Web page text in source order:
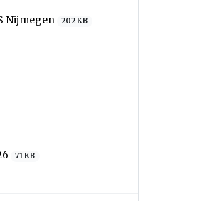
Nijmegen 202 KB
71 KB